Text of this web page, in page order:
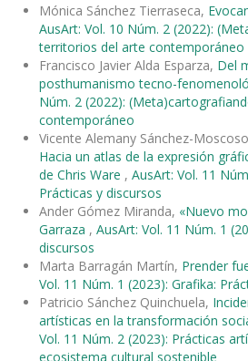
Mónica Sánchez Tierraseca,
AusArt: Vol. 10 Núm. 2 (2022):
territorios del arte contemporáneo
Francisco Javier Alda Esparza, Del
posthumanismo tecno-
Núm. 2 (2022):
contemporáneo
Vicente Alemany Sánchez-
Hacia un atlas de la expresión
de Chris Ware , AusArt: Vol. 11
Prácticas y discursos
Ander Gómez Miranda, «Nuevo
Garraza , AusArt: Vol. 11 Núm. 1
discursos
Marta Barragán Martín, Prender
Vol. 11 Núm. 1 (2023): Grafika:
Patricio Sánchez Quinchuela,
artísticas en la transformación
Vol. 11 Núm. 2 (2023): Prácticas
ecosistema cultural sostenible